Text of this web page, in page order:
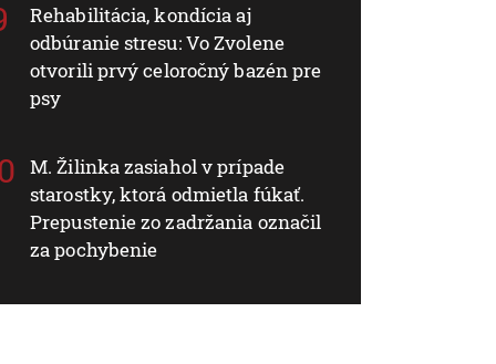
Rehabilitácia, kondícia aj
odbúranie stresu: Vo Zvolene
otvorili prvý celoročný bazén pre
psy
M. Žilinka zasiahol v prípade
starostky, ktorá odmietla fúkať.
Prepustenie zo zadržania označil
za pochybenie